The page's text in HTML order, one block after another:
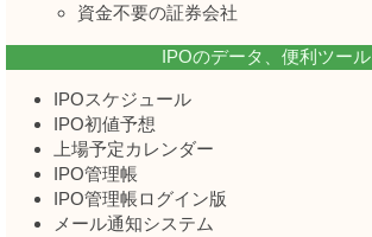
資金不要の証券会社
IPOのデータ、便利ツール
IPOスケジュール
IPO初値予想
上場予定カレンダー
IPO管理帳
IPO管理帳ログイン版
メール通知システム